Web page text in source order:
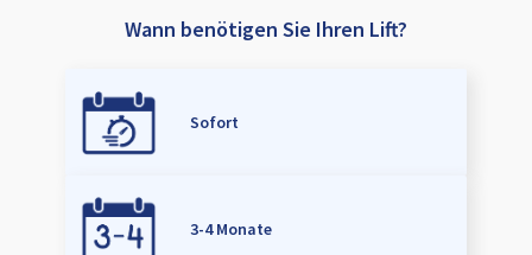
Wann benötigen Sie Ihren Lift?
Sofort
3-4 Monate